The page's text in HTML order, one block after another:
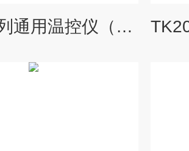
TK200系列通用温控仪（光柱仪）德国进口品牌